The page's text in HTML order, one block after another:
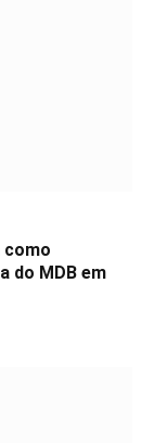
como
do MDB em